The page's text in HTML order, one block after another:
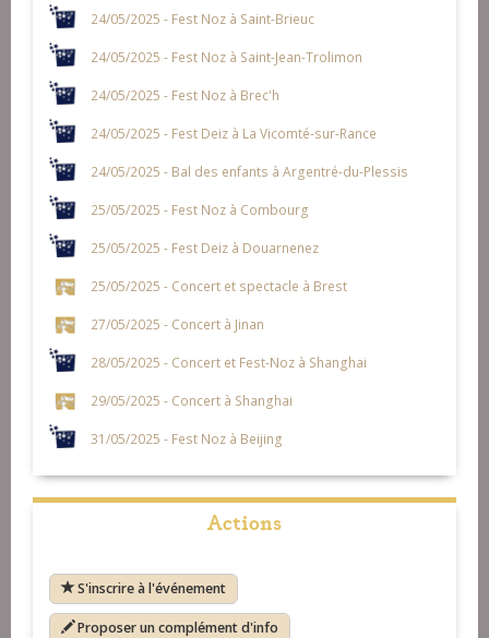
24/05/2025 - Fest Noz à Saint-Brieuc
24/05/2025 - Fest Noz à Saint-Jean-Trolimon
24/05/2025 - Fest Noz à Brec'h
24/05/2025 - Fest Deiz à La Vicomté-sur-Rance
24/05/2025 - Bal des enfants à Argentré-du-Plessis
25/05/2025 - Fest Noz à Combourg
25/05/2025 - Fest Deiz à Douarnenez
25/05/2025 - Concert et spectacle à Brest
27/05/2025 - Concert à Jinan
28/05/2025 - Concert et Fest-Noz à Shanghai
29/05/2025 - Concert à Shanghai
31/05/2025 - Fest Noz à Beijing
Actions
S'inscrire à l'événement
Proposer un complément d'info